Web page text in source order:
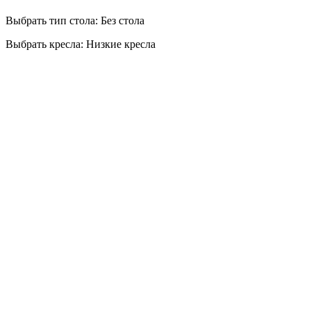
Выбрать тип стола: Без стола
Выбрать кресла: Низкие кресла